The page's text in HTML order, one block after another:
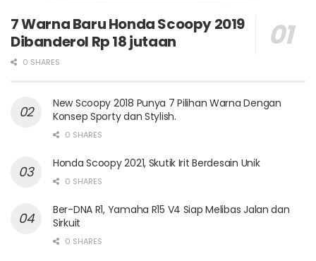
7 Warna Baru Honda Scoopy 2019
Dibanderol Rp 18 jutaan
0 SHARES
New Scoopy 2018 Punya 7 Pilihan Warna Dengan
Konsep Sporty dan Stylish.
0 SHARES
Honda Scoopy 2021, Skutik Irit Berdesain Unik
0 SHARES
Ber-DNA R1, Yamaha R15 V4 Siap Melibas Jalan dan
Sirkuit
0 SHARES